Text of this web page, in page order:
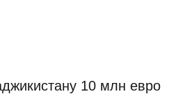
10 млн евро